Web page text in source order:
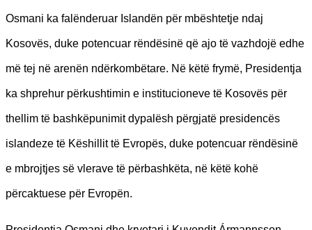
Osmani ka falënderuar Islandën për mbështetje ndaj
Kosovës, duke potencuar rëndësinë që ajo të vazhdojë edhe
më tej në arenën ndërkombëtare. Në këtë frymë, Presidentja
ka shprehur përkushtimin e institucioneve të Kosovës për
thellim të bashkëpunimit dypalësh përgjatë presidencës
islandeze të Këshillit të Evropës, duke potencuar rëndësinë
e mbrojtjes së vlerave të përbashkëta, në këtë kohë
përcaktuese për Evropën.